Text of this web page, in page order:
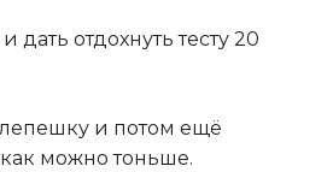
дать отдохнуть тесту 20
лепешку и потом ещё
как можно тоньше.